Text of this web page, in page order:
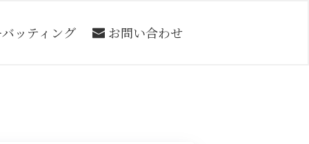
ッティング お問い合わせ